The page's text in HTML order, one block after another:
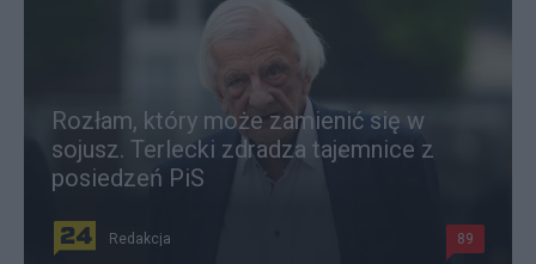
Rozłam, który może zamienić się w
sojusz. Terlecki zdradza tajemnice z
posiedzeń PiS
Redakcja 89